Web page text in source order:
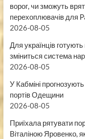
ворог, чи зможуть
перехоплювачів для
2026-08-05
Для українців
зміниться система
2026-08-05
У Кабміні
портів Одещини
2026-08-05
Приїхала рятувати
Віталіною Яровенко,